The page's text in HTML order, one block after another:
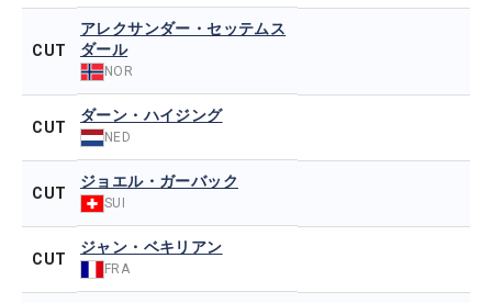
CUT
アレクサンダー・セッテムス
ダール
NOR
CUT
ダーン・ハイジング
NED
CUT
ジョエル・ガーバック
SUI
CUT
ジャン・ベキリアン
FRA